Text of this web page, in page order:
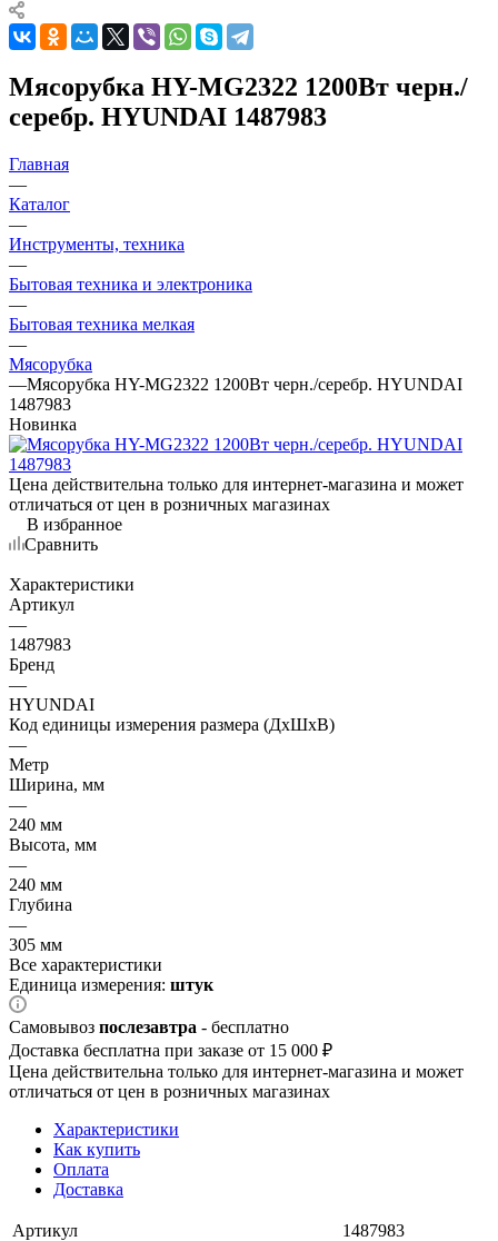
Мясорубка HY-MG2322 1200Вт черн./
серебр. HYUNDAI 1487983
Главная
—
Каталог
—
Инструменты, техника
—
Бытовая техника и электроника
—
Бытовая техника мелкая
—
Мясорубка
—Мясорубка HY-MG2322 1200Вт черн./серебр. HYUNDAI
1487983
Новинка
Цена действительна только для интернет-магазина и может
отличаться от цен в розничных магазинах
В избранное
Сравнить
Характеристики
Артикул
—
1487983
Бренд
—
HYUNDAI
Код единицы измерения размера (ДхШхВ)
—
Метр
Ширина, мм
—
240 мм
Высота, мм
—
240 мм
Глубина
—
305 мм
Все характеристики
Единица измерения: штук
Самовывоз послезавтра - бесплатно
Доставка бесплатна при заказе от 15 000 ₽
Цена действительна только для интернет-магазина и может
отличаться от цен в розничных магазинах
Характеристики
Как купить
Оплата
Доставка
Артикул
1487983